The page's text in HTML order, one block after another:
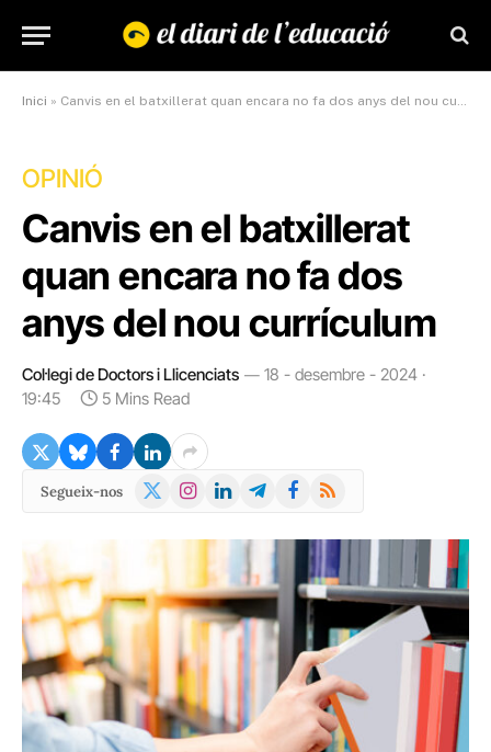
Inici » Canvis en el batxillerat quan encara no fa dos anys del nou currículum
OPINIÓ
Canvis en el batxillerat
quan encara no fa dos
anys del nou currículum
Col·legi de Doctors i Llicenciats
18 - desembre - 2024 ·
19:45
5 Mins Read
Segueix-nos
X
Instagram
LinkedInTelegramFacebook
RSS